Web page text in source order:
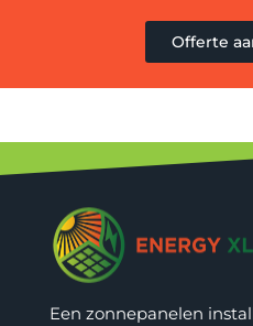
Offerte
Een zonnepanelen